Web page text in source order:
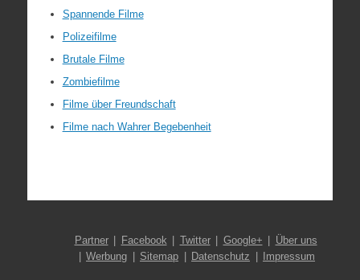
Spannende Filme
Polizeifilme
Brutale Filme
Zombiefilme
Filme über Freundschaft
Filme nach Wahrer Begebenheit
Partner Facebook Twitter Google+
Über uns
Werbung
Sitemap Datenschutz Impressum